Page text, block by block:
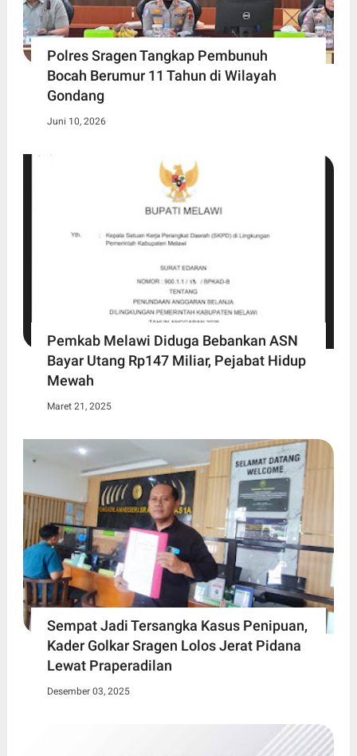
Polres Sragen Tangkap Pembunuh
Bocah Berumur 11 Tahun di Wilayah
Gondang
Juni 10, 2026
Pemkab Melawi Diduga Bebankan ASN
Bayar Utang Rp147 Miliar, Pejabat Hidup
Mewah
Maret 21, 2025
Sempat Jadi Tersangka Kasus Penipuan,
Kader Golkar Sragen Lolos Jerat Pidana
Lewat Praperadilan
Desember 03, 2025